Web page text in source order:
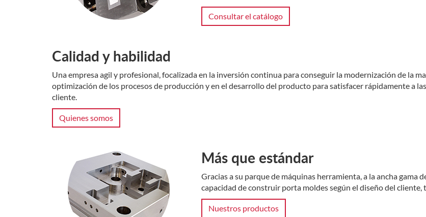
Consultar el catálogo
Calidad y habilidad
Una empresa agil y profesional, focalizada en la inversión continua para conseguir la modernización de la
optimización de los procesos de producción y en el desarrollo del producto para satisfacer rápidamente a
cliente.
Quienes somos
Más que estándar
Gracias a su parque de máquinas herramienta, a la ancha gama
capacidad de construir porta moldes según el diseño del
Nuestros productos